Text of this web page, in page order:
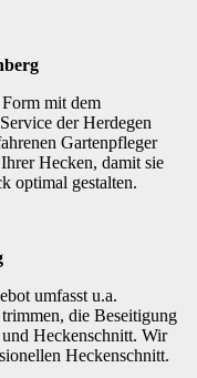
mit dem
der Herdegen
Gartenpfleger
Hecken, damit sie
optimal gestalten.
umfasst u.a.
die Beseitigung
Heckenschnitt. Wir
Heckenschnitt.